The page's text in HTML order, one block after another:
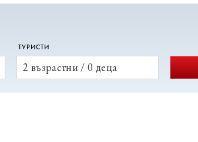
ТУРИСТИ
2 възрастни / 0 деца